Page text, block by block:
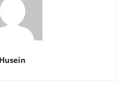
Husein